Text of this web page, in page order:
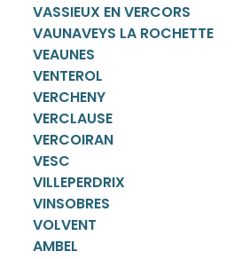
VASSIEUX EN VERCORS
VAUNAVEYS LA ROCHETTE
VEAUNES
VENTEROL
VERCHENY
VERCLAUSE
VERCOIRAN
VESC
VILLEPERDRIX
VINSOBRES
VOLVENT
AMBEL